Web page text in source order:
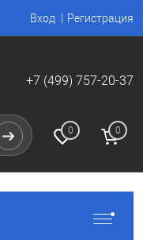
Вход Регистрация
+7 (499) 757-20-37
0 0